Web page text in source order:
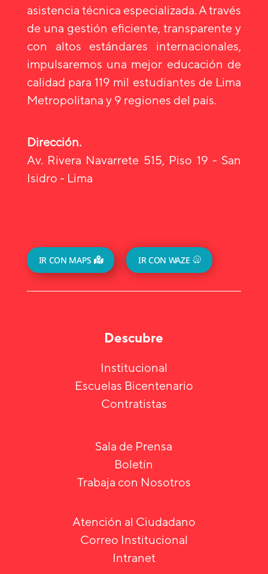
asistencia técnica especializada. A través
de una gestión eficiente, transparente y
con altos estándares internacionales,
impulsaremos una mejor educación de
calidad para 119 mil estudiantes de Lima
Metropolitana y 9 regiones del país.
Dirección.
Av. Rivera Navarrete 515, Piso 19 - San
Isidro - Lima
IR CON MAPS IR CON WAZE
Descubre
Institucional
Escuelas Bicentenario
Contratistas
Sala de Prensa
Boletín
Trabaja con Nosotros
Atención al Ciudadano
Correo Institucional
Intranet